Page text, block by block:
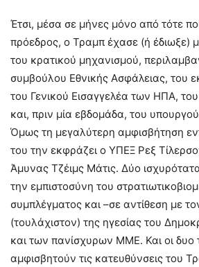
Έτσι, μέσα σε μήνες μόνο από τότε
πρόεδρος, ο Τραμπ έχασε (ή έδιωξε)
του κρατικού μηχανισμού,
συμβούλου Εθνικής Ασφάλειας, του
του Γενικού Εισαγγελέα των ΗΠΑ, του
και, πριν μία εβδομάδα, του
Όμως τη μεγαλύτερη αμφισβήτηση
του την εκφράζει ο ΥΠΕΞ Ρεξ
Άμυνας Τζέιμς Μάτις. Δύο
την εμπιστοσύνη του
συμπλέγματος και –σε αντίθεση με
(τουλάχιστον) της ηγεσίας του
και των πανίσχυρων ΜΜΕ. Και οι δυο
αμφισβητούν τις κατευθύνσεις του